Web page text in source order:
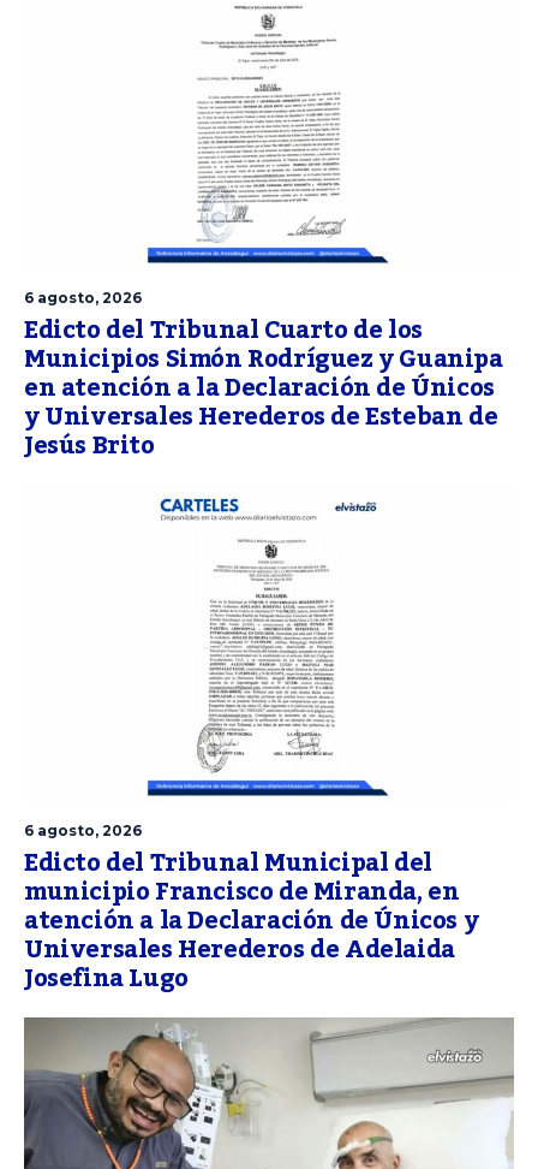
6 agosto, 2026
Edicto del Tribunal Cuarto de los
Municipios Simón Rodríguez y Guanipa
en atención a la Declaración de Únicos
y Universales Herederos de Esteban de
Jesús Brito
6 agosto, 2026
Edicto del Tribunal Municipal del
municipio Francisco de Miranda, en
atención a la Declaración de Únicos y
Universales Herederos de Adelaida
Josefina Lugo